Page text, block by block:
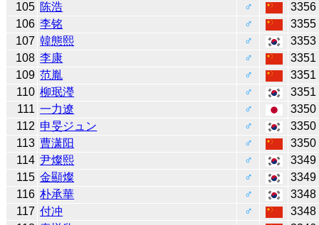
105 陈浩 ♂
3356
106 李铭 ♂
3355
107 韓態熙 ♂
3353
108 李康 ♂
3351
109 范胤 ♂
3351
110 柳珉瀅 ♂
3351
111 一力遼 ♂
3350
112 申旻ジュン ♂
3350
113 曹潇阳 ♂
3350
114 尹燦熙 ♂
3349
115 金顯燦 ♂
3349
116 朴承華 ♂
3348
117 付冲 ♂
3348